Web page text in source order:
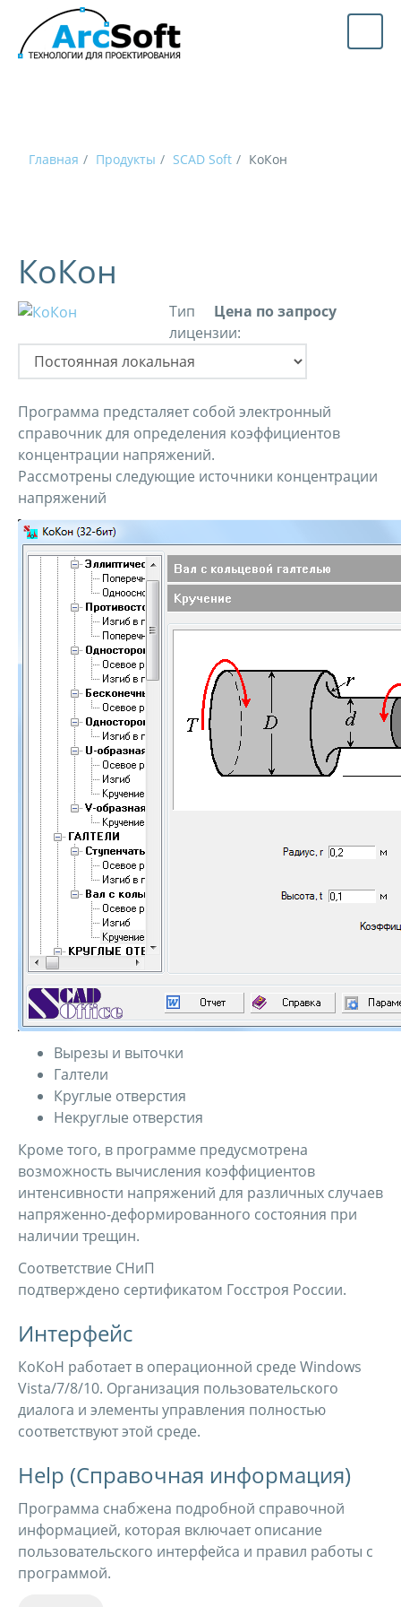
Главная Продукты SCAD Soft КоКон
КоКон
Тип
лицензии:
Цена по запросу
Программа предсталяет собой электронный
справочник для определения коэффициентов
концентрации напряжений.
Рассмотрены следующие источники концентрации
напряжений
Вырезы и выточки
Галтели
Круглые отверстия
Некруглые отверстия
Кроме того, в программе предусмотрена
возможность вычисления коэффициентов
интенсивности напряжений для различных случаев
напряженно-деформированного состояния при
наличии трещин.
Соответствие СНиП
подтверждено сертификатом Госстроя России.
Интерфейс
КоКоН работает в операционной среде Windows
Vista/7/8/10. Организация пользовательского
диалога и элементы управления полностью
соответствуют этой среде.
Help (Справочная информация)
Программа снабжена подробной справочной
информацией, которая включает описание
пользовательского интерфейса и правил работы с
программой.